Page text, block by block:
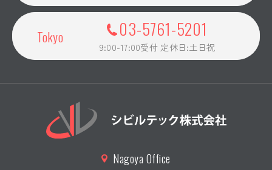
Tokyo 03-5761-5201
9:00-17:00受付 定休日:土日祝
Nagoya Office